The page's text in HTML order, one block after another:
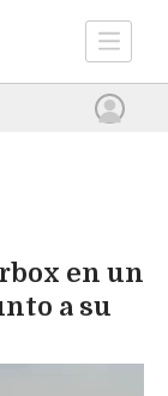
en un
a su